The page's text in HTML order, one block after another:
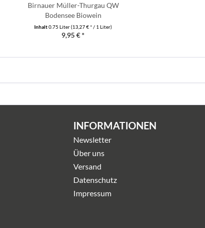
Birnauer Müller-Thurgau QW
Bodensee Biowein
Inhalt0.75 Liter(13,27 € * / 1 Liter)
9,95 € *
INFORMATIONEN
Newsletter
Über uns
Versand
Datenschutz
Impressum